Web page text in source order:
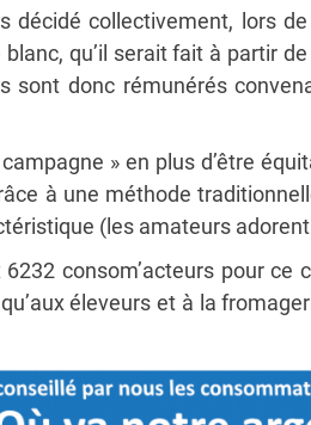
décidé collectivement, lors
qu’il serait fait à partir
sont donc rémunérés
» en plus d’être
à une méthode
(les amateurs
6232 consom’acteurs pour
éleveurs et à la